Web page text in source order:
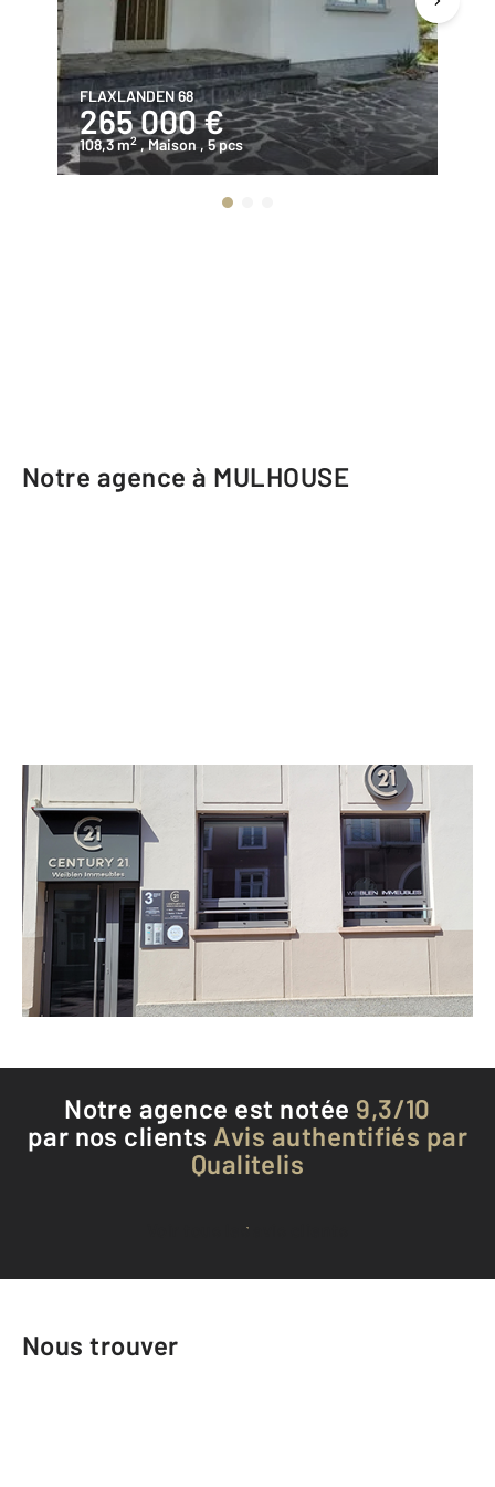
FLAXLANDEN 68
265 000 €
108,3 m2 , Maison , 5 pcs
Notre agence à MULHOUSE
CENTURY 21 Weiblen Immeubles
3 avenue du Maréchal Foch
MULHOUSE - 68100
Envoyer un message
Téléphoner à l'agence
Notre agence est notée 9,3/10
par nos clients Avis authentifiés par
Qualitelis
Voir tous les avis clients
Nous trouver